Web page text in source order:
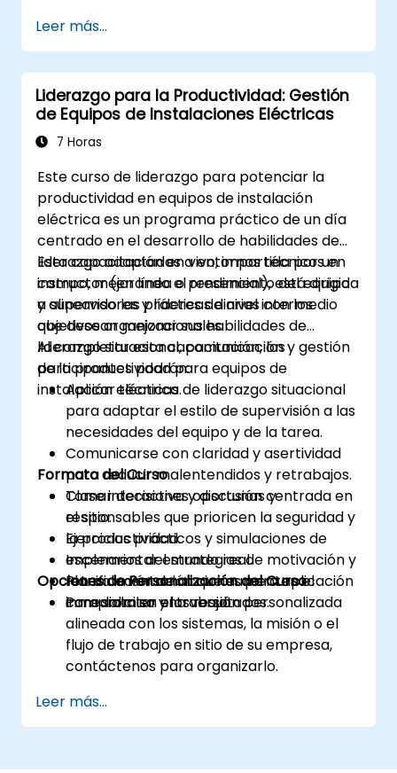
equipo, el coaching y las conversaciones
sobre el desempeño.
Leer más...
Liderazgo para la Productividad: Gestión
de Equipos de Instalaciones Eléctricas
7 Horas
Este curso de liderazgo para potenciar la
productividad en equipos de instalación
eléctrica es un programa práctico de un día
centrado en el desarrollo de habilidades de
liderazgo adaptadas a entornos técnicos en
campo, mejorando el rendimiento del equipo
y alineando las prácticas diarias con los
objetivos organizacionales.
Esta capacitación en vivo, impartida por un
instructor (en línea o presencial), está dirigida
a supervisores y líderes de nivel intermedio
que desean mejorar sus habilidades de
liderazgo situacional, comunicación y gestión
de la productividad para equipos de
instalación eléctrica.
Al completar esta capacitación, los
participantes podrán:
Aplicar técnicas de liderazgo situacional
para adaptar el estilo de supervisión a las
necesidades del equipo y de la tarea.
Comunicarse con claridad y asertividad
para reducir malentendidos y retrabajos.
Tomar decisiones oportunas y
responsables que prioricen la seguridad y
la productividad.
Implementar estrategias de motivación y
retroalimentación que aumenten el
compromiso y los resultados.
Formato del Curso
Clase interactiva y discusión centrada en
el sitio.
Ejercicios prácticos y simulaciones de
escenarios del mundo real.
Planificación de acciones para aplicación
inmediata en el trabajo.
Opciones de Personalización del Curso
Para solicitar una versión personalizada
alineada con los sistemas, la misión o el
flujo de trabajo en sitio de su empresa,
contáctenos para organizarlo.
Leer más...